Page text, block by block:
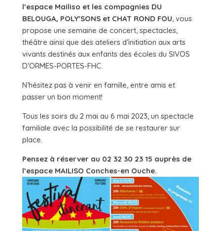
l’espace Mailiso et les compagnies DU
BELOUGA, POLY’SONS et CHAT ROND FOU , vous
propose une semaine de concert, spectacles,
théâtre ainsi que des ateliers d’initiation aux arts
vivants destinés aux enfants des écoles du SIVOS
D’ORMES-PORTES-FHC.
N’hésitez pas à venir en famille, entre amis et
passer un bon moment!
Tous les soirs du 2 mai au 6 mai 2023, un spectacle
familiale avec la possibilité de se restaurer sur
place.
Pensez à réserver au 02 32 30 23 15 auprès de
l’espace MAILISO Conches-en Ouche.